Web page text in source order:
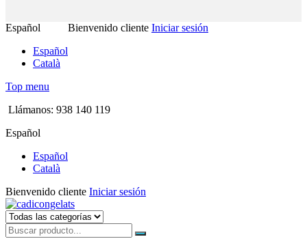
Español
Español
Català
Bienvenido cliente Iniciar sesión
Top menu
Llámanos: 938 140 119
Español
Español
Català
Bienvenido cliente Iniciar sesión